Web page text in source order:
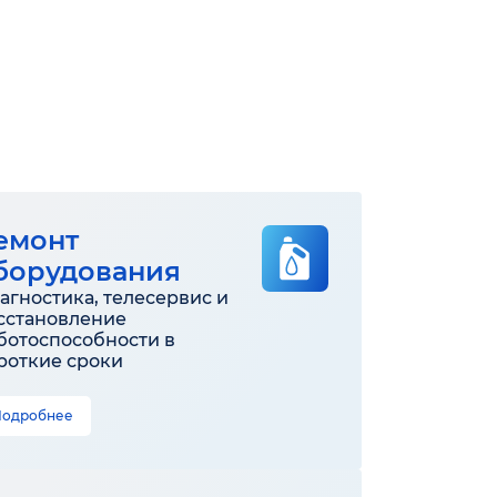
телесервис и
в
сроки